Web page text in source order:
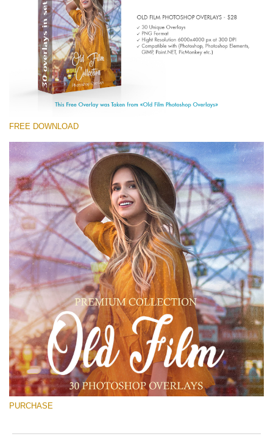
Entire Collection
(1783 Overlays)
Large 6000*4000px
Stažení zdarma
FREE DOWNLOAD
PURCHASE